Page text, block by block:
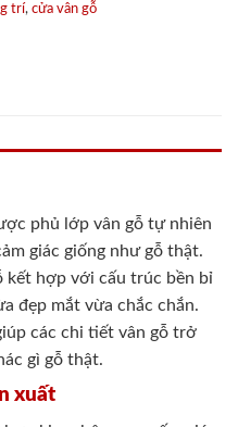
trí, cửa vân gỗ
phủ lớp vân gỗ tự nhiên
giác giống như gỗ thật.
kết hợp với cấu trúc bền bỉ
đẹp mắt vừa chắc chắn.
các chi tiết vân gỗ trở
gì gỗ thật.
xuất